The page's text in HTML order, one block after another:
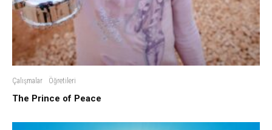
Çalışmalar Öğretileri
The Prince of Peace